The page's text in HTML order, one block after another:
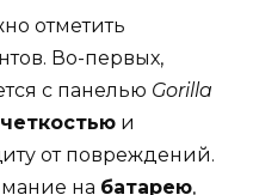
отметить
Во-первых,
с панелью Gorilla
четкостью и
от повреждений.
на батарею,